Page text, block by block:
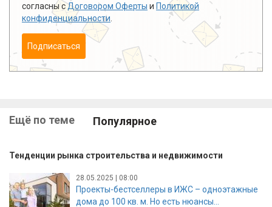
согласны сДоговором Оферты и Политикой
конфиденциальности
Подписаться
Ещё по теме Популярное
Тенденции рынка строительства и недвижимости
28.05.2025 | 08:00
Проекты-бестселлеры в ИЖС – одноэтажные
дома до 100 кв. м. Но есть нюансы...